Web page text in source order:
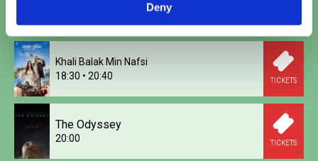
Deny
Khali Balak Min Nafsi
18:30 • 20:40 TICKETS
The Odyssey
20:00 TICKETS